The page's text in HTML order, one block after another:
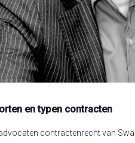
en typen contracten
contractenrecht van